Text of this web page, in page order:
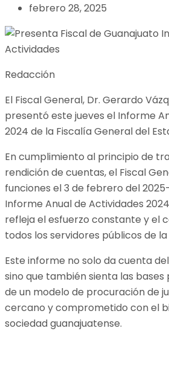
febrero 28, 2025
Redacción
El Fiscal General, Dr. Gerardo
presentó este jueves el Informe
2024 de la Fiscalía General del
En cumplimiento al principio de
rendición de cuentas, el Fiscal
funciones el 3 de febrero del
Informe Anual de Actividades
refleja el esfuerzo constante y el
todos los servidores públicos de
Este informe no solo da cuenta
sino que también sienta las
de un modelo de procuración de
cercano y comprometido con el
sociedad guanajuatense.